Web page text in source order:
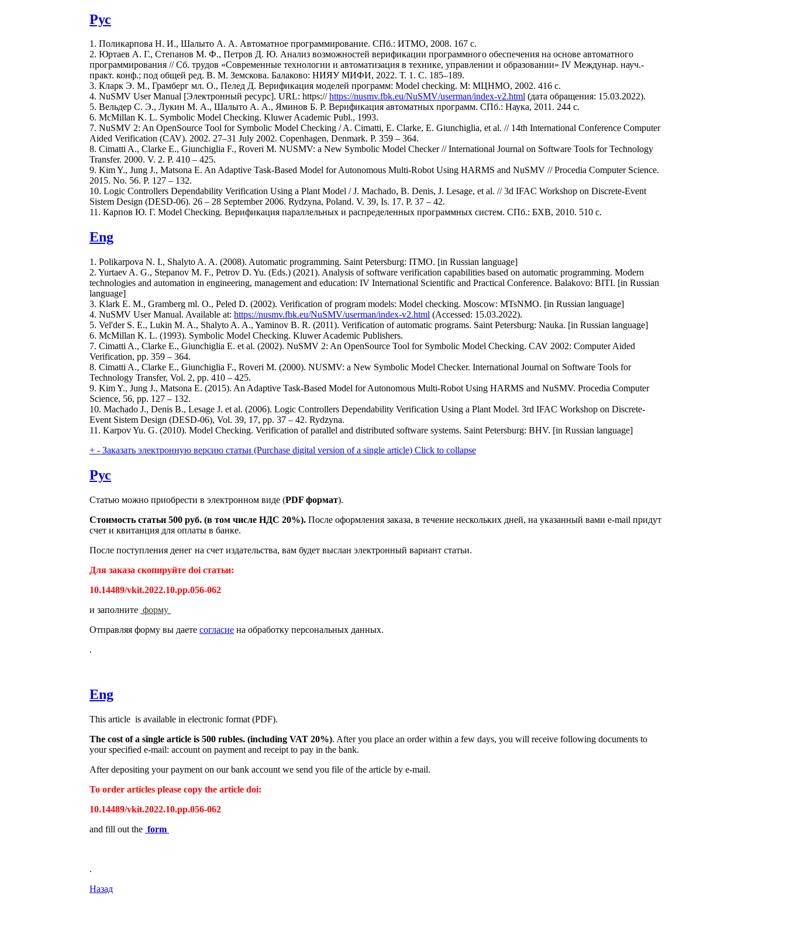
Рус
1. Поликарпова Н. И., Шалыто А. А. Автоматное программирование. СПб.: ИТМО, 2008. 167 с.
2. Юртаев А. Г., Степанов М. Ф., Петров Д. Ю. Анализ возможностей верификации программного обеспечения на основе автоматного
программирования // Сб. трудов «Современные технологии и автоматизация в технике, управлении и образовании» IV Междунар. науч.-
практ. конф.; под общей ред. В. М. Земскова. Балаково: НИЯУ МИФИ, 2022. Т. 1. С. 185–189.
3. Кларк Э. М., Грамберг мл. О., Пелед Д. Верификация моделей программ: Model checking. М: МЦНМО, 2002. 416 с.
4. NuSMV User Manual [Электронный ресурс]. URL: https://https://nusmv.fbk.eu/NuSMV/userman/index-v2.html (дата обращения: 15.03.2022).
5. Вельдер С. Э., Лукин М. А., Шалыто А. А., Яминов Б. Р. Верификация автоматных программ. СПб.: Наука, 2011. 244 с.
6. McMillan K. L. Symbolic Model Checking. Kluwer Academic Publ., 1993.
7. NuSMV 2: An OpenSource Tool for Symbolic Model Checking / A. Cimatti, E. Clarke, E. Giunchiglia, et al. // 14th International Conference Computer
Aided Verification (CAV). 2002. 27–31 July 2002. Copenhagen, Denmark. P. 359 – 364.
8. Cimatti A., Clarke E., Giunchiglia F., Roveri M. NUSMV: a New Symbolic Model Checker // International Journal on Software Tools for Technology
Transfer. 2000. V. 2. P. 410 – 425.
9. Kim Y., Jung J., Matsona E. An Adaptive Task-Based Model for Autonomous Multi-Robot Using HARMS and NuSMV // Procedia Computer Science.
2015. No. 56. P. 127 – 132.
10. Logic Controllers Dependability Verification Using a Plant Model / J. Machado, B. Denis, J. Lesage, et al. // 3d IFAC Workshop on Discrete-Event
Sistem Design (DESD-06). 26 – 28 September 2006. Rydzyna, Poland. V. 39, Is. 17. P. 37 – 42.
11. Карпов Ю. Г. Model Checking. Верификация параллельных и распределенных программных систем. СПб.: БХВ, 2010. 510 с.
Eng
1. Polikarpova N. I., Shalyto A. A. (2008). Automatic programming. Saint Petersburg: ITMO. [in Russian language]
2. Yurtaev A. G., Stepanov M. F., Petrov D. Yu. (Eds.) (2021). Analysis of software verification capabilities based on automatic programming. Modern
technologies and automation in engineering, management and education: IV International Scientific and Practical Conference. Balakovo: BITI. [in Russian
language]
3. Klark E. M., Gramberg ml. O., Peled D. (2002). Verification of program models: Model checking. Moscow: MTsNMO. [in Russian language]
4. NuSMV User Manual. Available at: https://nusmv.fbk.eu/NuSMV/userman/index-v2.html (Accessed: 15.03.2022).
5. Vel'der S. E., Lukin M. A., Shalyto A. A., Yaminov B. R. (2011). Verification of automatic programs. Saint Petersburg: Nauka. [in Russian language]
6. McMillan K. L. (1993). Symbolic Model Checking. Kluwer Academic Publishers.
7. Cimatti A., Clarke E., Giunchiglia E. et al. (2002). NuSMV 2: An OpenSource Tool for Symbolic Model Checking. CAV 2002: Computer Aided
Verification, pp. 359 – 364.
8. Cimatti A., Clarke E., Giunchiglia F., Roveri M. (2000). NUSMV: a New Symbolic Model Checker. International Journal on Software Tools for
Technology Transfer, Vol. 2, pp. 410 – 425.
9. Kim Y., Jung J., Matsona E. (2015). An Adaptive Task-Based Model for Autonomous Multi-Robot Using HARMS and NuSMV. Procedia Computer
Science, 56, pp. 127 – 132.
10. Machado J., Denis B., Lesage J. et al. (2006). Logic Controllers Dependability Verification Using a Plant Model. 3rd IFAC Workshop on Discrete-
Event Sistem Design (DESD-06), Vol. 39, 17, pp. 37 – 42. Rydzyna.
11. Karpov Yu. G. (2010). Model Checking. Verification of parallel and distributed software systems. Saint Petersburg: BHV. [in Russian language]
+ - Заказать электронную версию статьи (Purchase digital version of a single article) Click to collapse
Рус
Статью можно приобрести в электронном виде (PDF формат).
Стоимость статьи 500 руб. (в том числе НДС 20%). После оформления заказа, в течение нескольких дней, на указанный вами e-mail придут
счет и квитанция для оплаты в банке.
После поступления денег на счет издательства, вам будет выслан электронный вариант статьи.
Для заказа скопируйте doi статьи:
10.14489/vkit.2022.10.pp.056-062
и заполните форму
Отправляя форму вы даете согласие на обработку персональных данных.
.
Eng
This article is available in electronic format (PDF).
The cost of a single article is 500 rubles. (including VAT 20%). After you place an order within a few days, you will receive following documents to
your specified e-mail: account on payment and receipt to pay in the bank.
After depositing your payment on our bank account we send you file of the article by e-mail.
To order articles please copy the article doi:
10.14489/vkit.2022.10.pp.056-062
and fill out the form
.
Назад